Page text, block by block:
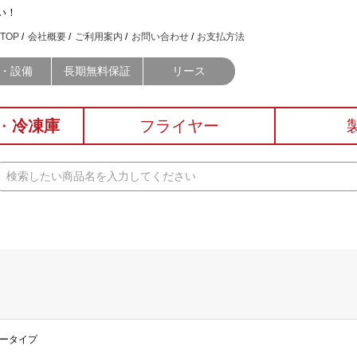
！
会社概要 ご利用案内 お問い合わせ お支払方法
設備 長期無料保証 リース
冷凍庫 フライヤー
タイプ